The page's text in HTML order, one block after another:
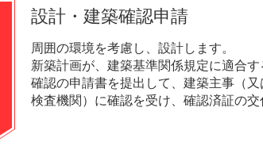
設計・建築確認申請
周囲の環境を考慮し、設計します。
新築計画が、建築基準関係規定に適合す
確認の申請書を提出して、建築主事（
検査機関）に確認を受け、確認済証の交